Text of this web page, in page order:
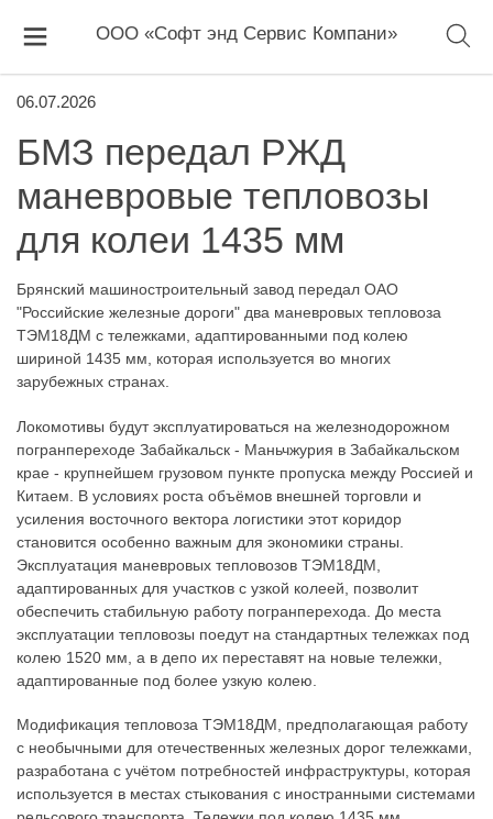
ООО «Софт энд Сервис Компани»
06.07.2026
БМЗ передал РЖД
маневровые тепловозы
для колеи 1435 мм
Брянский машиностроительный завод передал ОАО
"Российские железные дороги" два маневровых тепловоза
ТЭМ18ДМ с тележками, адаптированными под колею
шириной 1435 мм, которая используется во многих
зарубежных странах.
Локомотивы будут эксплуатироваться на железнодорожном
погранпереходе Забайкальск - Маньчжурия в Забайкальском
крае - крупнейшем грузовом пункте пропуска между Россией и
Китаем. В условиях роста объёмов внешней торговли и
усиления восточного вектора логистики этот коридор
становится особенно важным для экономики страны.
Эксплуатация маневровых тепловозов ТЭМ18ДМ,
адаптированных для участков с узкой колеей, позволит
обеспечить стабильную работу погранперехода. До места
эксплуатации тепловозы поедут на стандартных тележках под
колею 1520 мм, а в депо их переставят на новые тележки,
адаптированные под более узкую колею.
Модификация тепловоза ТЭМ18ДМ, предполагающая работу
с необычными для отечественных железных дорог тележками,
разработана с учётом потребностей инфраструктуры, которая
используется в местах стыкования с иностранными системами